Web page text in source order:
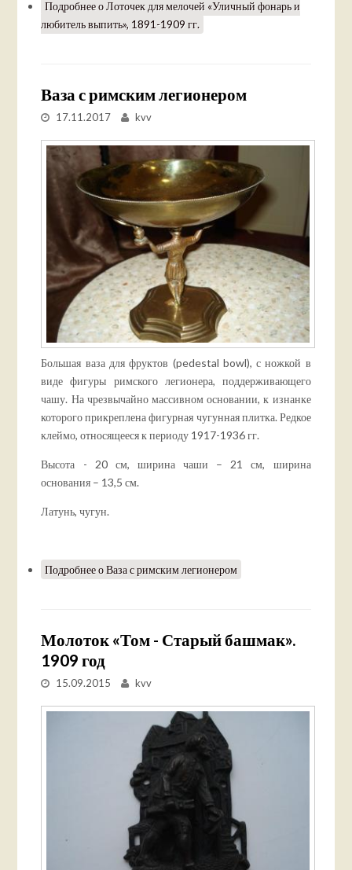
Подробнеео Лоточек для мелочей «Уличный фонарь и
любитель выпить», 1891-1909 гг.
Ваза с римским легионером
17.11.2017 kvv
Большая ваза для фруктов (pedestal bowl), с ножкой в
виде фигуры римского легионера, поддерживающего
чашу. На чрезвычайно массивном основании, к изнанке
которого прикреплена фигурная чугунная плитка. Редкое
клеймо, относящееся к периоду 1917-1936 гг.
Высота - 20 см, ширина чаши – 21 см, ширина
основания – 13,5 см.
Латунь, чугун.
Подробнеео Ваза с римским легионером
Молоток «Том - Старый башмак».
1909 год
15.09.2015 kvv